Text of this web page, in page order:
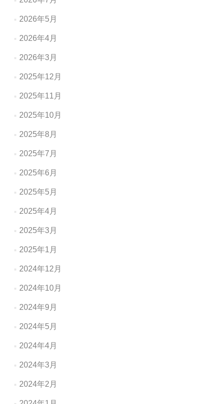
ン
2026年5月
2026年4月
2026年3月
2025年12月
2025年11月
2025年10月
2025年8月
2025年7月
2025年6月
2025年5月
2025年4月
2025年3月
2025年1月
2024年12月
2024年10月
2024年9月
2024年5月
2024年4月
2024年3月
2024年2月